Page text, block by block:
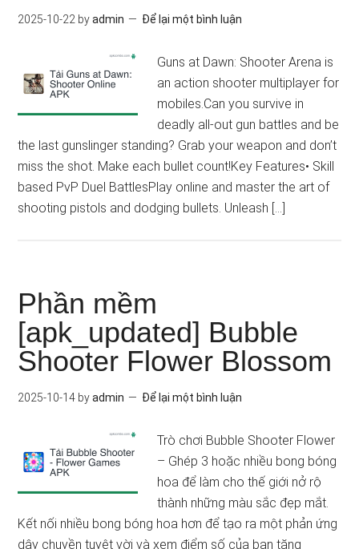
2025-10-22 byadmin Để lại một bình luận
Guns at Dawn: Shooter Arena is
an action shooter multiplayer for
mobiles.Can you survive in
deadly all-out gun battles and be
the last gunslinger standing? Grab your weapon and don’t
miss the shot. Make each bullet count!Key Features• Skill
based PvP Duel BattlesPlay online and master the art of
shooting pistols and dodging bullets. Unleash […]
Phần mềm
[apk_updated] Bubble
Shooter Flower Blossom
2025-10-14 byadmin Để lại một bình luận
Trò chơi Bubble Shooter Flower
– Ghép 3 hoặc nhiều bong bóng
hoa để làm cho thế giới nở rộ
thành những màu sắc đẹp mắt.
Kết nối nhiều bong bóng hoa hơn để tạo ra một phản ứng
dây chuyền tuyệt vời và xem điểm số của bạn tăng